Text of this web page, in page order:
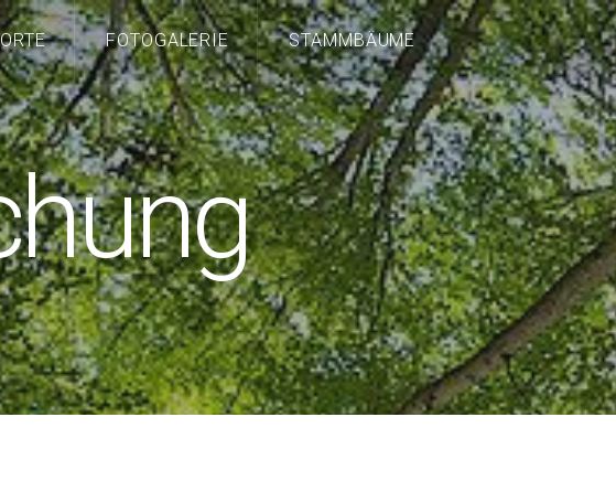
FOTOGALERIE STAMMBÄUME